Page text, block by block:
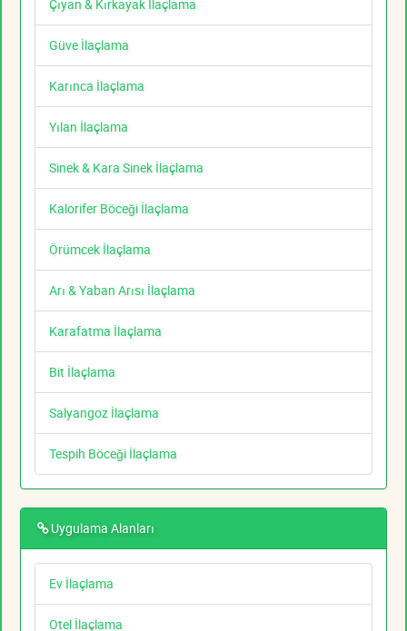
Çıyan & Kırkayak İlaçlama
Güve İlaçlama
Karınca İlaçlama
Yılan İlaçlama
Sinek & Kara Sinek İlaçlama
Kalorifer Böceği İlaçlama
Örümcek İlaçlama
Arı & Yaban Arısı İlaçlama
Karafatma İlaçlama
Bit İlaçlama
Salyangoz İlaçlama
Tespih Böceği İlaçlama
Uygulama Alanları
Ev İlaçlama
Otel İlaçlama